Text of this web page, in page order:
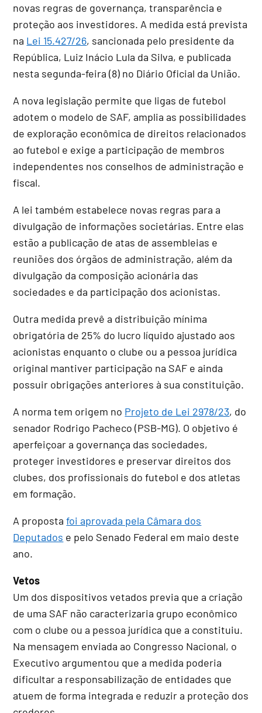
novas regras de governança, transparência e
proteção aos investidores. A medida está prevista
na Lei 15.427/26, sancionada pelo presidente da
República, Luiz Inácio Lula da Silva, e publicada
nesta segunda-feira (8) no Diário Oficial da União.
A nova legislação permite que ligas de futebol
adotem o modelo de SAF, amplia as possibilidades
de exploração econômica de direitos relacionados
ao futebol e exige a participação de membros
independentes nos conselhos de administração e
fiscal.
A lei também estabelece novas regras para a
divulgação de informações societárias. Entre elas
estão a publicação de atas de assembleias e
reuniões dos órgãos de administração, além da
divulgação da composição acionária das
sociedades e da participação dos acionistas.
Outra medida prevê a distribuição mínima
obrigatória de 25% do lucro líquido ajustado aos
acionistas enquanto o clube ou a pessoa jurídica
original mantiver participação na SAF e ainda
possuir obrigações anteriores à sua constituição.
A norma tem origem no Projeto de Lei 2978/23, do
senador Rodrigo Pacheco (PSB-MG). O objetivo é
aperfeiçoar a governança das sociedades,
proteger investidores e preservar direitos dos
clubes, dos profissionais do futebol e dos atletas
em formação.
A propostafoi aprovada pela Câmara dos
Deputados e pelo Senado Federal em maio deste
ano.
Vetos
Um dos dispositivos vetados previa que a criação
de uma SAF não caracterizaria grupo econômico
com o clube ou a pessoa jurídica que a constituiu.
Na mensagem enviada ao Congresso Nacional, o
Executivo argumentou que a medida poderia
dificultar a responsabilização de entidades que
atuem de forma integrada e reduzir a proteção dos